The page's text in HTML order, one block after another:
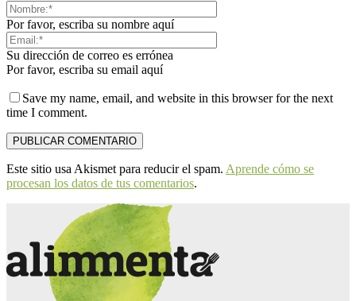
Por favor, escriba su nombre aquí
Su dirección de correo es errónea
Por favor, escriba su email aquí
Save my name, email, and website in this browser for the next
time I comment.
Este sitio usa Akismet para reducir el spam. Aprende cómo se
procesan los datos de tus comentarios.